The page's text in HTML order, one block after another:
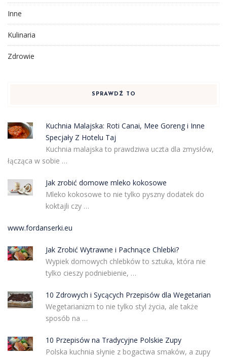
Inne
Kulinaria
Zdrowie
SPRAWDŹ TO
Kuchnia Malajska: Roti Canai, Mee Goreng i Inne
Specjały Z Hotelu Taj
Kuchnia malajska to prawdziwa uczta dla zmysłów,
łącząca w sobie …
Jak zrobić domowe mleko kokosowe
Mleko kokosowe to nie tylko pyszny dodatek do
koktajli czy …
www.fordanserki.eu
Jak Zrobić Wytrawne i Pachnące Chlebki?
Wypiek domowych chlebków to sztuka, która nie
tylko cieszy podniebienie, …
10 Zdrowych i Sycących Przepisów dla Wegetarian
Wegetarianizm to nie tylko styl życia, ale także
sposób na …
10 Przepisów na Tradycyjne Polskie Zupy
Polska kuchnia słynie z bogactwa smaków, a zupy